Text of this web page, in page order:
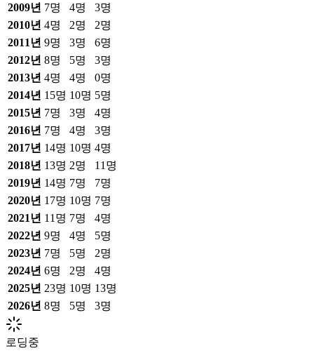
2009년 7명 4명 3명
2010년 4명 2명 2명
2011 년 9명 3명 6명
2012년 8명 5명 3명
2013년 4명 4명 0명
2014년 15명 10명 5명
2015년 7명 3명 4명
2016년 7명 4명 3명
2017년 14명 10명 4명
2018년 13명 2명 11 명
2019년 14명 7명 7명
2020년 17명 10명 7명
2021 년 11 명 7명 4명
2022년 9명 4명 5명
2023년 7명 5명 2명
2024년 6명 2명 4명
2025년 23명 10명 13명
2026년 8명 5명 3명
로딩중